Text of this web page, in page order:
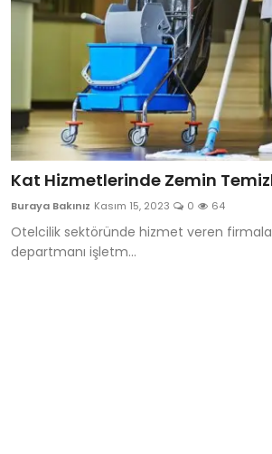
Kat Hizmetlerinde Zemin
Buraya Bakınız Kasım 15, 2023 0 64
Otelcilik sektöründe hizmet veren
departmanı işletm...